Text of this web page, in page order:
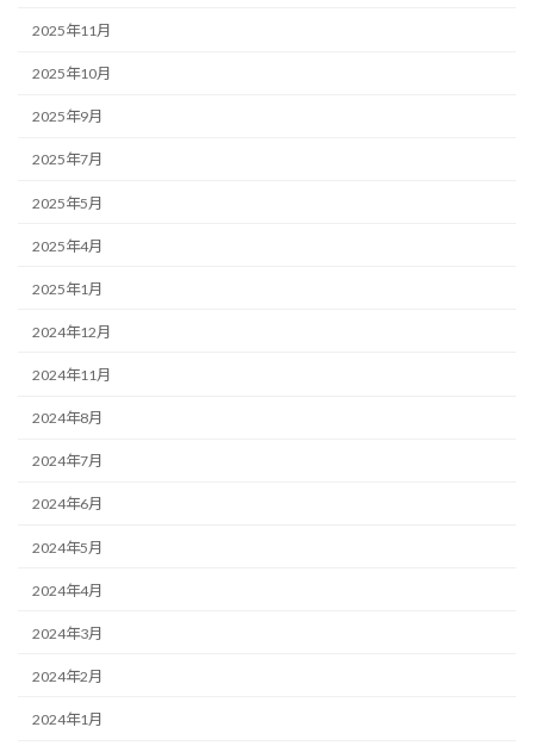
2025年11月
2025年10月
2025年9月
2025年7月
2025年5月
2025年4月
2025年1月
2024年12月
2024年11月
2024年8月
2024年7月
2024年6月
2024年5月
2024年4月
2024年3月
2024年2月
2024年1月